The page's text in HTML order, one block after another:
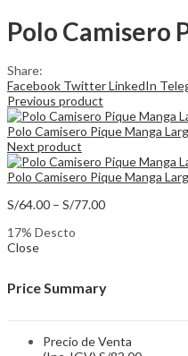
Polo Camisero
Share:
Facebook TwitterLinkedIn
Previous product
Polo Camisero Pique Manga
Next product
Polo Camisero Pique Manga
S/64.00 – S/77.00Price
17% Descto
Close
Price Summary
Precio de Venta